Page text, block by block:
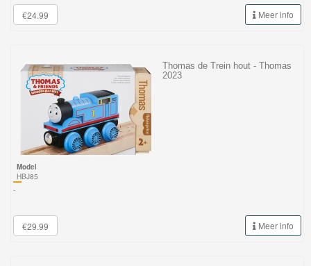
€24.99 Meer info
Thomas de Trein hout - Thomas
2023
Model
HBJ85
-
€29.99 Meer info